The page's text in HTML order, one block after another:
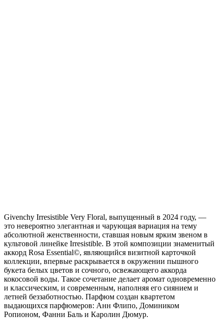
Givenchy Irresistible Very Floral, выпущенный в 2024 году, —
это невероятно элегантная и чарующая вариация на тему
абсолютной женственности, ставшая новым ярким звеном в
культовой линейке Irresistible. В этой композиции знаменитый
аккорд Rosa Essential©, являющийся визитной карточкой
коллекции, впервые раскрывается в окружении пышного
букета белых цветов и сочного, освежающего аккорда
кокосовой воды. Такое сочетание делает аромат одновременно
и классическим, и современным, наполняя его сиянием и
летней беззаботностью. Парфюм создан квартетом
выдающихся парфюмеров: Анн Флипо, Домиником
Ропионом, Фанни Баль и Каролин Дюмур.